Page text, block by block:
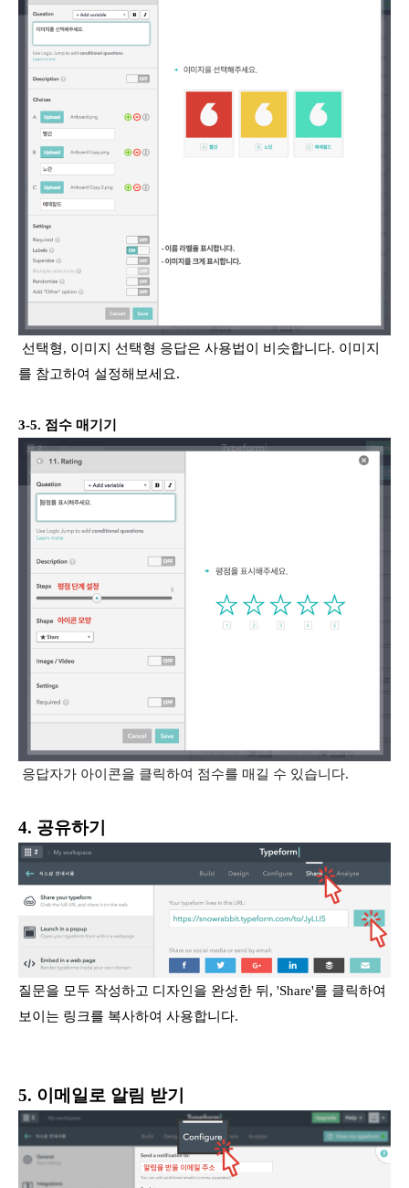
선택형, 이미지 선택형 응답은 사용법이 비슷합니다. 이미지
를 참고하여 설정해보세요.
3-5. 점수 매기기
응답자가 아이콘을 클릭하여 점수를 매길 수 있습니다.
4. 공유하기
질문을 모두 작성하고 디자인을 완성한 뒤, 'Share'를 클릭하여
보이는 링크를 복사하여 사용합니다.
5. 이메일로 알림 받기